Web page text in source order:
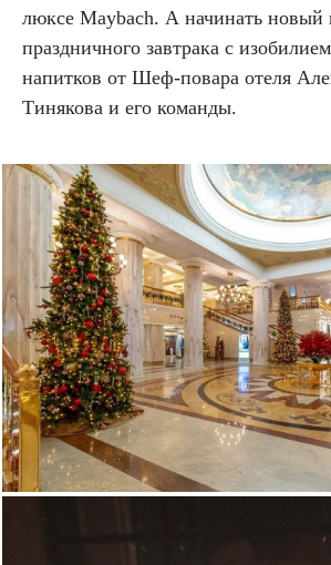
люксе Maybach. А начинать новый
праздничного завтрака с
напитков от Шеф-повара отеля
Тинякова и его команды.